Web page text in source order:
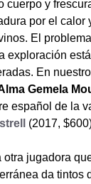
cuerpo y
por el calor
El
exploración
En
Gemela
español de la
(2017,
otra jugadora
da tintos